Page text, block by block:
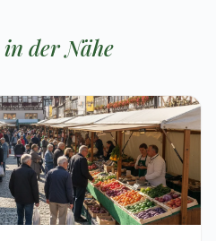
in der Nähe